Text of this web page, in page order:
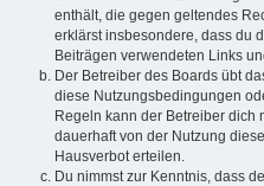
enthält, die gegen geltendes
erklärst insbesondere, dass du
Beiträgen verwendeten Links
Der Betreiber des Boards übt
diese Nutzungsbedingungen
Regeln kann der Betreiber dich
dauerhaft von der Nutzung
Hausverbot erteilen.
Du nimmst zur Kenntnis, dass